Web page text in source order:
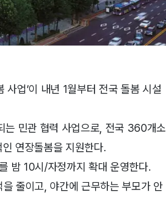
업’이 내년 1월부터 전국 돌봄 시설
는 민관 협력 사업으로, 전국 360개소
연장돌봄을 지원한다.
밤 10시/자정까지 확대 운영한다.
줄이고, 야간에 근무하는 부모가 안